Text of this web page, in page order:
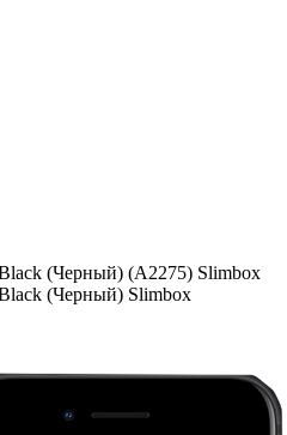
(Черный) (A2275) Slimbox
(Черный) Slimbox